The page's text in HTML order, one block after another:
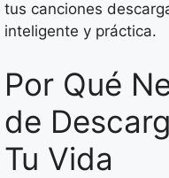
tus canciones
inteligente y práctica.
Por Qué
de
Tu Vida